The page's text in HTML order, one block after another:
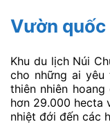
Vườn quốc
Khu du lịch Núi
cho những ai yêu
thiên nhiên
hơn 29.000 hecta
nhiệt đới đến các